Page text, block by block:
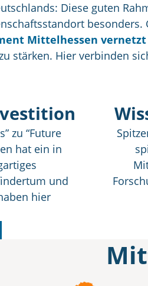
Diese guten
Mittelhessen vernetzt
stärken. Hier verbinden
zu “Future
hat ein in
und
hier
Limburg-